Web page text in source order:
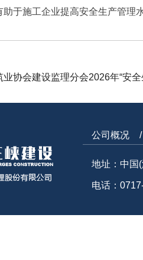
于施工企业提高安全生产管理水
业协会建设监理分会2026年“安
公司概况
地址：中国
电话：